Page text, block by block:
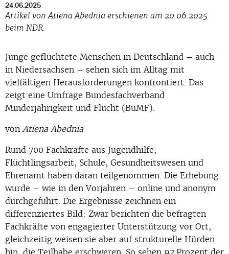
24.06.2025
Artikel von Atiena Abednia erschienen am 20.06.2025
beim NDR.
Junge geflüchtete Menschen in Deutschland – auch
in Niedersachsen – sehen sich im Alltag mit
vielfältigen Herausforderungen konfrontiert. Das
zeigt eine Umfrage Bundesfachverband
Minderjährigkeit und Flucht (BuMF).
von Atiena Abednia
Rund 700 Fachkräfte aus Jugendhilfe,
Flüchtlingsarbeit, Schule, Gesundheitswesen und
Ehrenamt haben daran teilgenommen. Die Erhebung
wurde – wie in den Vorjahren – online und anonym
durchgeführt. Die Ergebnisse zeichnen ein
differenziertes Bild: Zwar berichten die befragten
Fachkräfte von engagierter Unterstützung vor Ort,
gleichzeitig weisen sie aber auf strukturelle Hürden
hin, die Teilhabe erschweren. So sehen 92 Prozent der